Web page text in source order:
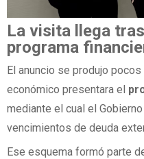
La visita llega
programa
El anuncio se produjo
económico presentara el
mediante el cual el
vencimientos de deuda
Ese esquema formó parte